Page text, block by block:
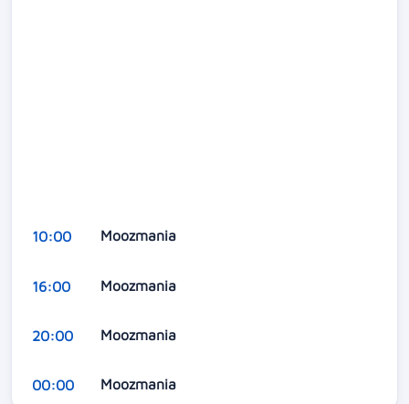
10:00 Moozmania
16:00 Moozmania
20:00 Moozmania
00:00 Moozmania